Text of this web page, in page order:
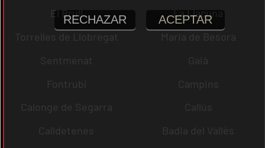
El Brull
La Llacuna
Torrelles de Llobregat
Maria de Besora
Sentmenat
Gaià
Fontrubí
Campins
Calonge de Segarra
Callús
Calldetenes
Badia del Vallès
RECHAZAR ACEPTAR